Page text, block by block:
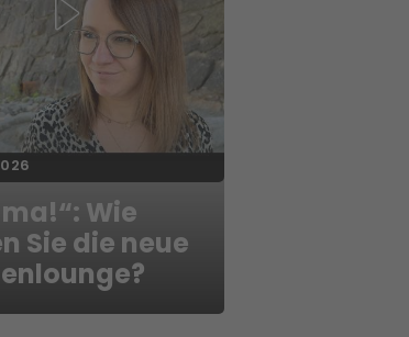
Wie
Sie die neue